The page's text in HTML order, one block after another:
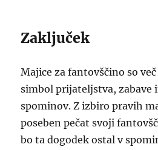
Zaključek
Majice za fantovščino so
simbol prijateljstva, zabave
spominov. Z izbiro pravih
poseben pečat svoji
bo ta dogodek ostal v